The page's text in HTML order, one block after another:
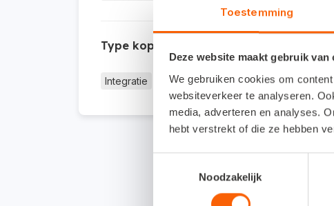
Toestemming
Deze website maakt gebruik van
We gebruiken cookies om
websiteverkeer te analyseren.
media, adverteren en analyses.
hebt verstrekt of die ze hebben
Noodzakelijk
Type koppeling
Integratie